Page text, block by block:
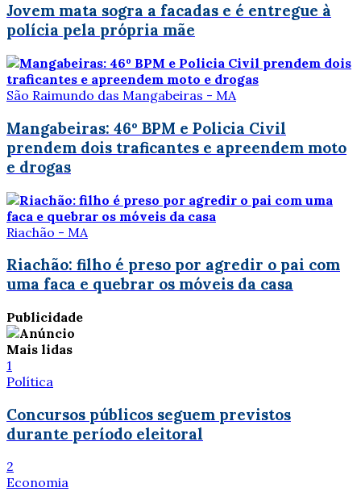
Jovem mata sogra a facadas e é entregue à
polícia pela própria mãe
São Raimundo das Mangabeiras - MA
Mangabeiras: 46º BPM e Policia Civil
prendem dois traficantes e apreendem moto
e drogas
Riachão - MA
Riachão: filho é preso por agredir o pai com
uma faca e quebrar os móveis da casa
Publicidade
Mais lidas
1
Política
Concursos públicos seguem previstos
durante período eleitoral
2
Economia